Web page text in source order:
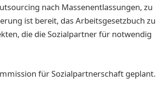
nach Massenentlassungen, zu
ist bereit, das Arbeitsgesetzbuch zu
die die Sozialpartner für notwendig
für Sozialpartnerschaft geplant.